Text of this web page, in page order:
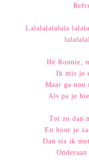
Lalalalalalala
Hé Ronnie,
Ik mis je
Maar ga nou
Als pa je
Tot zo dan
En hoor je
Dan sta ik